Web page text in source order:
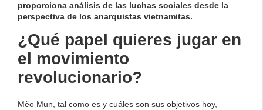
proporciona análisis de las luchas sociales desde la
perspectiva de los anarquistas vietnamitas.
¿Qué papel quieres jugar en
el movimiento
revolucionario?
Mèo Mun, tal como es y cuáles son sus objetivos hoy,